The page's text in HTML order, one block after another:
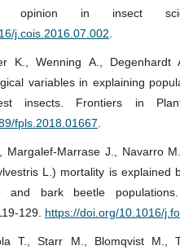
opinion in insect
j.cois.2016.07.002
K., Wenning A., Degenhardt
variables in explaining
insects. Frontiers in
fpls.2018.01667
Margalef-Marrase J., Navarro
L.) mortality is explained
bark beetle
129. https://doi.org/10.1016/
T., Starr M., Blomqvist M.,